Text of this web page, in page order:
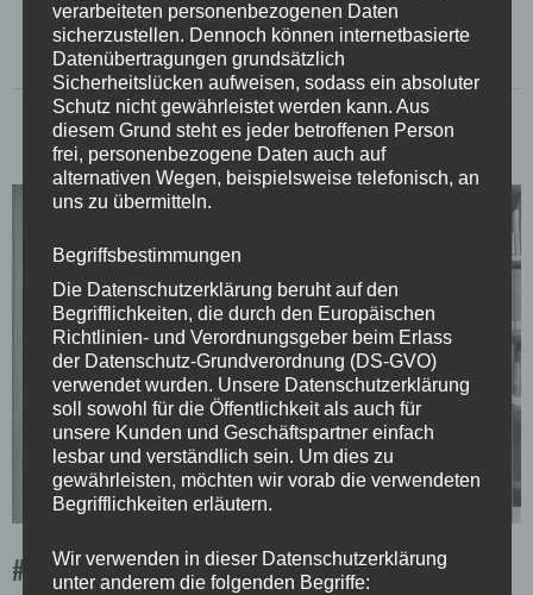
#130 Sandstraße
verarbeiteten personenbezogenen Daten
sicherzustellen. Dennoch können internetbasierte
Datenübertragungen grundsätzlich
Sicherheitslücken aufweisen, sodass ein absoluter
Schutz nicht gewährleistet werden kann. Aus
diesem Grund steht es jeder betroffenen Person
frei, personenbezogene Daten auch auf
alternativen Wegen, beispielsweise telefonisch, an
uns zu übermitteln.
Begriffsbestimmungen
Die Datenschutzerklärung beruht auf den
Begrifflichkeiten, die durch den Europäischen
Richtlinien- und Verordnungsgeber beim Erlass
der Datenschutz-Grundverordnung (DS-GVO)
verwendet wurden. Unsere Datenschutzerklärung
soll sowohl für die Öffentlichkeit als auch für
unsere Kunden und Geschäftspartner einfach
lesbar und verständlich sein. Um dies zu
gewährleisten, möchten wir vorab die verwendeten
Begrifflichkeiten erläutern.
Wir verwenden in dieser Datenschutzerklärung
unter anderem die folgenden Begriffe: